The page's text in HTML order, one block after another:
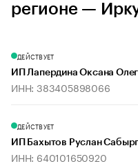
регионе —
ДЕЙСТВУЕТ
ИП Лапердина Оксана
ИНН: 383405898066
ДЕЙСТВУЕТ
ИП Бахытов Руслан
ИНН: 640101650920